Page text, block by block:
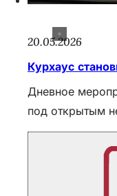
20.05.2026
Курхаус
Дневное
под открытым